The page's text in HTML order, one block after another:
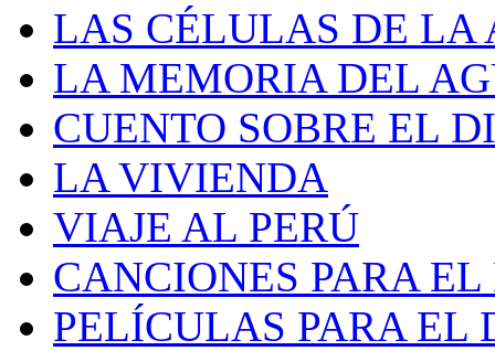
LAS CÉLULAS DE LA
LA MEMORIA DEL
CUENTO SOBRE EL
LA VIVIENDA
VIAJE AL PERÚ
CANCIONES PARA EL
PELÍCULAS PARA EL